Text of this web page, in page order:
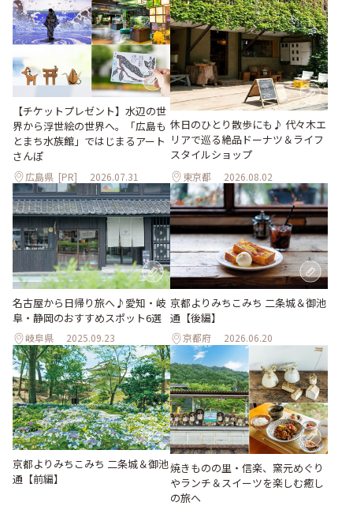
【チケットプレゼント】水辺の世
界から浮世絵の世界へ。「広島も
とまち水族館」ではじまるアート
さんぽ
広島県 [PR] 2026.07.31
休日のひとり散歩にも♪ 代々木エ
リアで巡る絶品ドーナツ＆ライフ
スタイルショップ
東京都 2026.08.02
名古屋から日帰り旅へ♪愛知・岐
阜・静岡のおすすめスポット6選
岐阜県 2025.09.23
京都よりみちこみち 二条城＆御池
通【後編】
京都府 2026.06.20
京都よりみちこみち 二条城＆御池
通【前編】
焼きものの里・信楽、窯元めぐり
やランチ＆スイーツを楽しむ癒し
の旅へ